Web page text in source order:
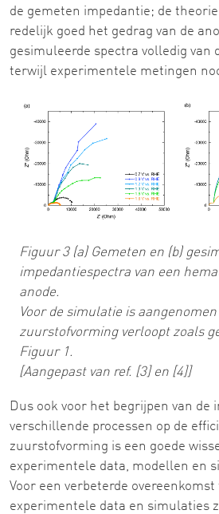
de gemeten impedantie; de
redelijk goed het gedrag van de
gesimuleerde spectra volledig van
terwijl experimentele metingen
Figuur 3 (a) Gemeten en (b)
impedantiespectra van een
anode.
Voor de simulatie is
zuurstofvorming verloopt zoals
Figuur 1.
[Aangepast van ref. [3] en [4]]
Dus ook voor het begrijpen van de
verschillende processen op de
zuurstofvorming is een goede
experimentele data, modellen en
Voor een verbeterde overeenkomst
experimentele data en simulaties